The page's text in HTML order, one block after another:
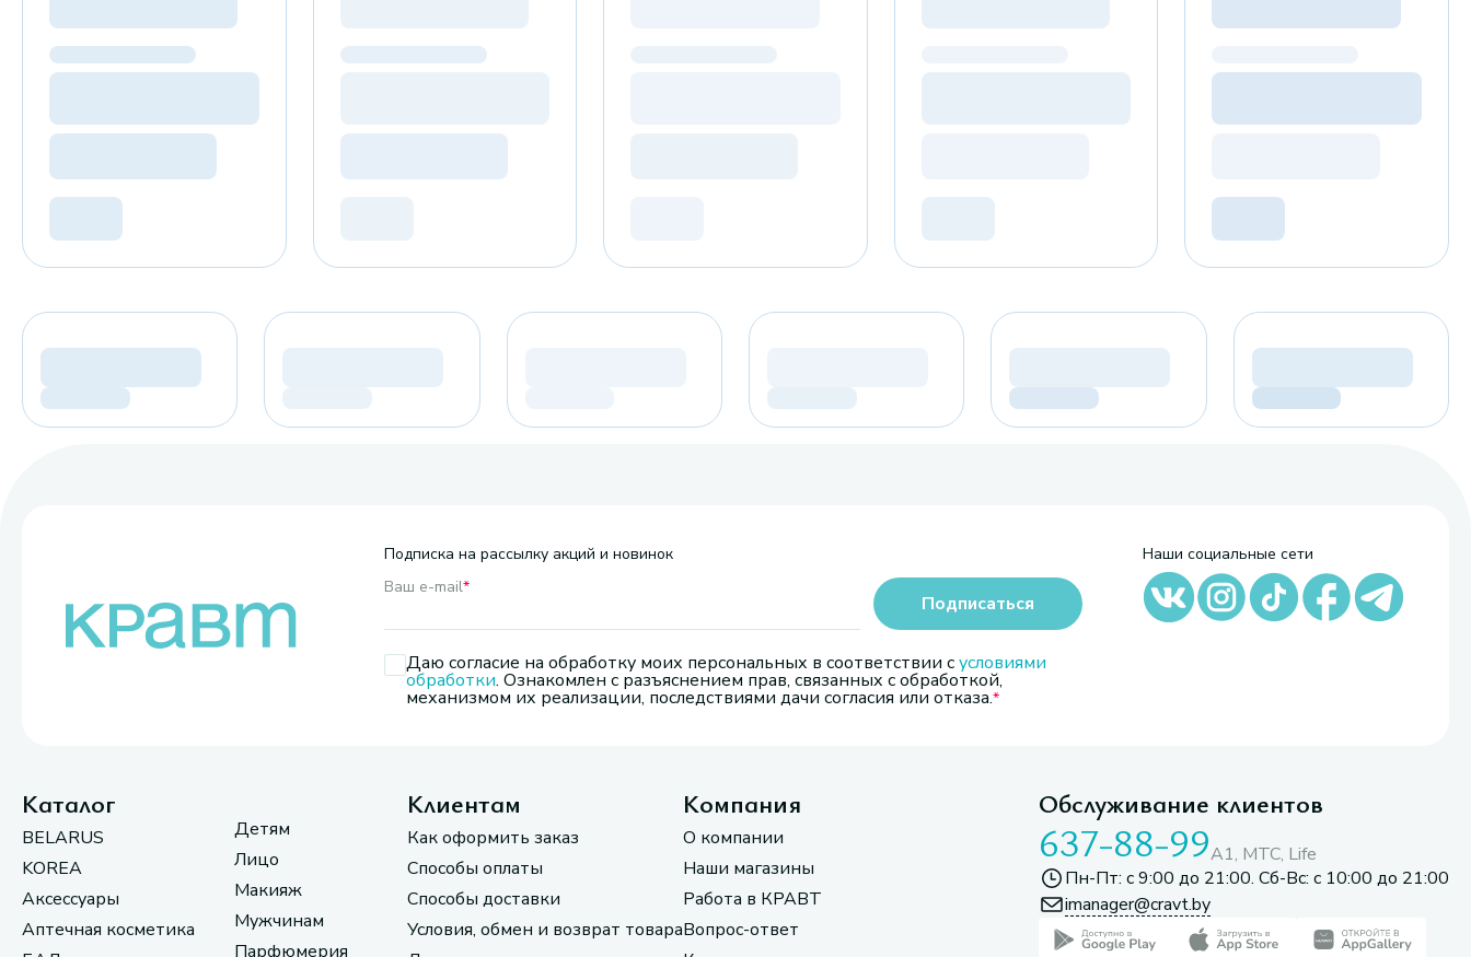
Подписка на рассылку акций и новинок
Ваш e-mail*
Даю согласие на обработку моих персональных в соответствии сусловиями
обработки. Ознакомлен с разъяснением прав, связанных с обработкой,
механизмом их реализации, последствиями дачи согласия или отказа.
Подписаться
Наши социальные сети
Каталог
BELARUS
KOREA
Аксессуары
Аптечная косметика
Детям
Лицо
Макияж
Мужчинам
Парфюмерия
Клиентам
Как оформить заказ
Способы оплаты
Способы доставки
Условия, обмен и возврат товара
Компания
О компании
Наши магазины
Работа в КРАВТ
Вопрос-ответ
Обслуживание клиентов
637-88-99A1, МТС, Life
Пн-Пт: с 9:00 до 21:00. Сб-Вс: с 10:00 до 21:00
imanager@cravt.by